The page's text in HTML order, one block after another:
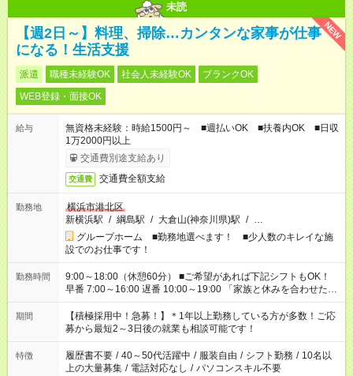
未読
NEW
【週2日～】料理、掃除…カンタンな家事が仕事
になる！生活支援
派遣 職種未経験OK 社会人未経験OK
ブランクOK
WEB登録・面接OK
給与
無資格未経験：時給1500円～ ■週払いOK ■扶養内OK ■日収
1万2000円以上
交通費別途支給あり
交通費 交通費全額支給
勤務地
横浜市港北区
新横浜駅 / 綱島駅 / 大倉山(神奈川県)駅 / …
グループホーム ■勤務地選べます！ ■少人数のキレイな施
設でのお仕事です！
勤務時間
9:00～18:00（休憩60分） ■ご希望があれば下記シフトもOK！
早番 7:00～16:00 遅番 10:00～19:00 「家族と休みを合わせた
い」 「余裕を持って夕飯の準備がしたい」 「できれば残業はし
たくない」 など、ご希望を教えてくださいね。 ※Wワーク希望
の方へ 今ご覧のお仕事で希望する勤務時間と、もう1つのお仕事
の勤務時間。 合計で週40時間を超える場合は応募できません。
期間
【積極採用中！急募！】＊1年以上勤務している方が多数！ご応
募から最短2～3日後の就業も相談可能です！
特徴 履歴書不要 / 40～50代活躍中 / 服装自由 / シフト勤務 / 10名以
上の大量募集 / 電話対応なし / パソコンスキル不要